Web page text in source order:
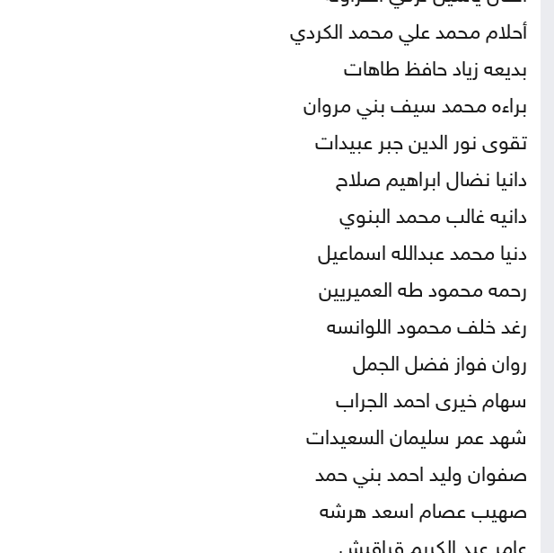
أحلام محمد علي محمد الكردي
بديعه زياد حافظ طاهات
براءه محمد سيف بني مروان
تقوى نور الدين جبر عبيدات
دانيا نضال ابراهيم صلاح
دانيه غالب محمد البنوي
دنيا محمد عبدالله اسماعيل
رحمه محمود طه العميريين
رغد خلف محمود اللوانسه
روان فواز فضل الجمل
سهام خيرى احمد الجراب
شهد عمر سليمان السعيدات
صفوان وليد احمد بني حمد
صهيب عصام اسعد هرشه
عامر عبد الكريم قراقيش